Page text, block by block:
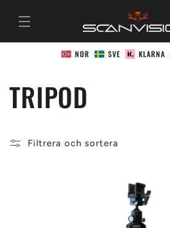
till
innehåll
NOR SVE KLARNA
P
o
TRIPOD
Filtrera och sortera